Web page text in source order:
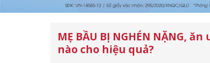
MẸ BẦU BỊ NGHÉN NẶNG,
nào cho hiệu quả?